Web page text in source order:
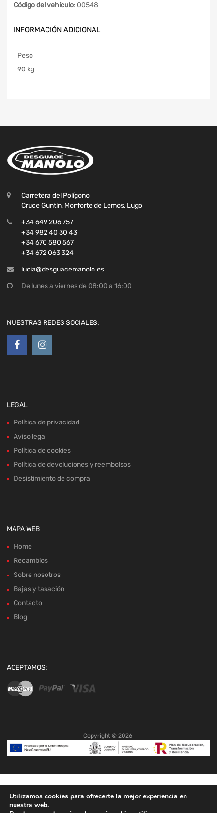
Código del vehículo: 00548
INFORMACIÓN ADICIONAL
Peso
90 kg
Carretera del Polígono
Cruce Guntín, Monforte de Lemos, Lugo
+34 649 206 757
+34 982 40 30 43
+34 670 580 567
+34 672 063 324
lucia@desguacemanolo.es
De lunes a viernes de 08:00 a 16:00
NUESTRAS REDES SOCIALES:
LEGAL
Política de privacidad
Aviso legal
Política de cookies
Política de devoluciones y reembolsos
Desistimiento de compra
MAPA WEB
Home
Recambios
Sobre nosotros
Bajas y tasación
Contacto
Blog
ACEPTAMOS:
Copyright © 2026
Utilizamos cookies para ofrecerte la mejor experiencia en
nuestra web.